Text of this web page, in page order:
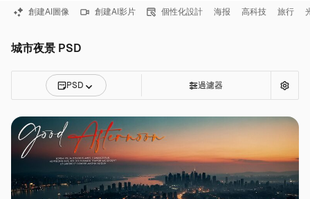
創建AI圖像 創建AI影片 個性化設計 海报 高科技 旅行
城市夜景 PSD
PSD 過濾器